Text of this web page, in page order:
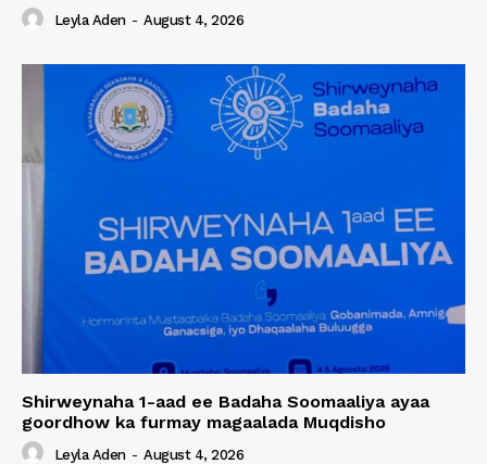
Leyla Aden - August 4, 2026
Shirweynaha 1-aad ee Badaha Soomaaliya ayaa
goordhow ka furmay magaalada Muqdisho
Leyla Aden - August 4, 2026